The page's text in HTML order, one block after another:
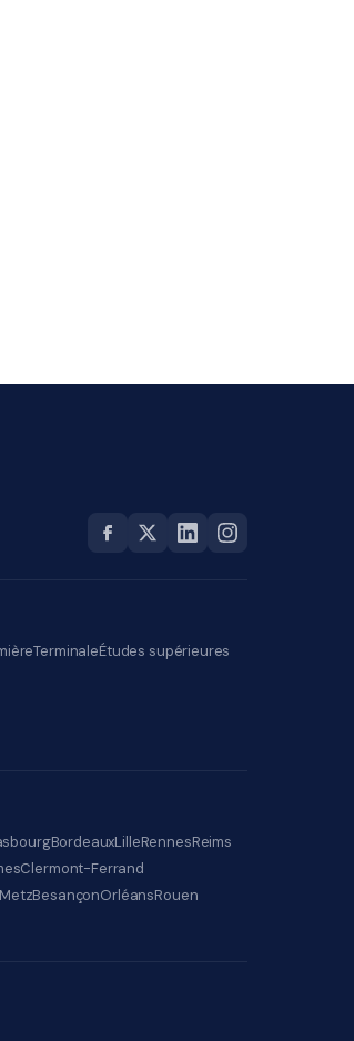
TerminaleÉtudes supérieures
BordeauxLilleRennesReims
Clermont-Ferrand
MetzBesançonOrléansRouen